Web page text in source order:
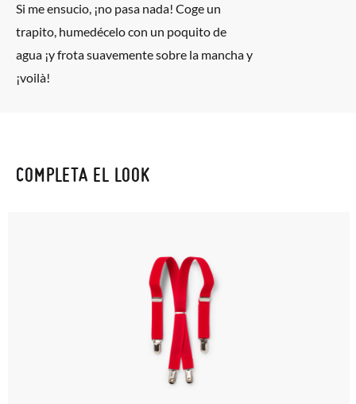
Si me ensucio, ¡no pasa nada! Coge un
trapito, humedécelo con un poquito de
agua ¡y frota suavemente sobre la mancha y
¡voilà!
COMPLETA EL LOOK